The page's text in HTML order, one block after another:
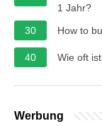
1 Jahr?
30
How to
40 Wie oft
Werbung